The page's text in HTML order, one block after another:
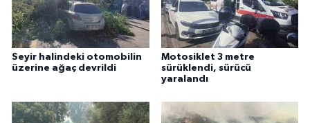
Seyir halindeki otomobilin
üzerine ağaç devrildi
Motosiklet 3 metre
sürüklendi, sürücü
yaralandı